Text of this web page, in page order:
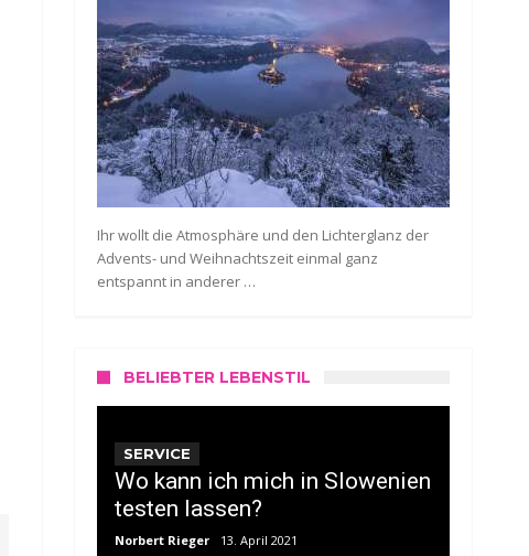
Ihr wollt die Atmosphäre und den Lichterglanz der
Advents- und Weihnachtszeit einmal ganz
entspannt in anderer …
BELIEBTER LEBENSTIL
SERVICE
Wo kann ich mich in Slowenien
testen lassen?
Norbert Rieger 13. April 2021